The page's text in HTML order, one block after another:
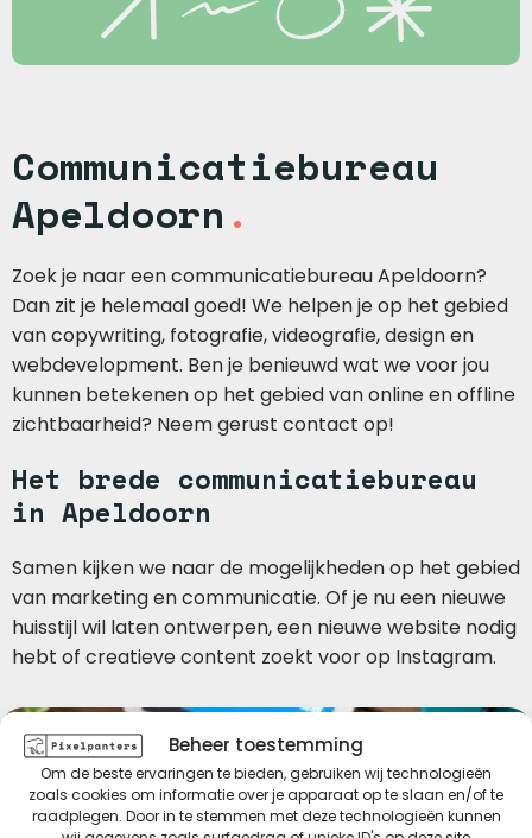
Beheer toestemming
Om de beste ervaringen te bieden, gebruiken wij technologieën
zoals cookies om informatie over je apparaat op te slaan en/of te
raadplegen. Door in te stemmen met deze technologieën kunnen
Communicatiebureau
Apeldoorn .
Zoek je naar een communicatiebureau Apeldoorn?
Dan zit je helemaal goed! We helpen je op het gebied
van copywriting, fotografie, videografie, design en
webdevelopment. Ben je benieuwd wat we voor jou
kunnen betekenen op het gebied van online en offline
zichtbaarheid? Neem gerust contact op!
Het brede communicatiebureau
in Apeldoorn
Samen kijken we naar de mogelijkheden op het gebied
van marketing en communicatie. Of je nu een nieuwe
huisstijl wil laten ontwerpen, een nieuwe website nodig
hebt of creatieve content zoekt voor op Instagram.